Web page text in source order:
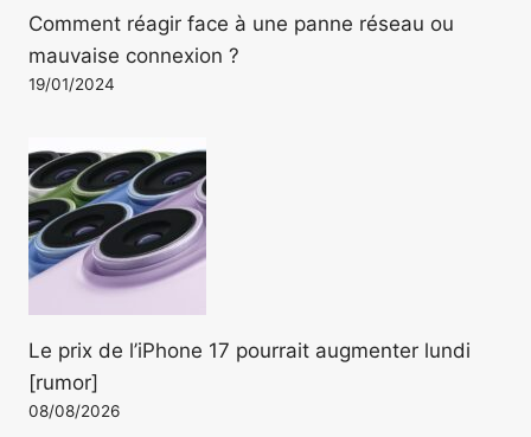
Comment réagir face à une panne réseau ou
mauvaise connexion ?
19/01/2024
Le prix de l’iPhone 17 pourrait augmenter lundi
[rumor]
08/08/2026